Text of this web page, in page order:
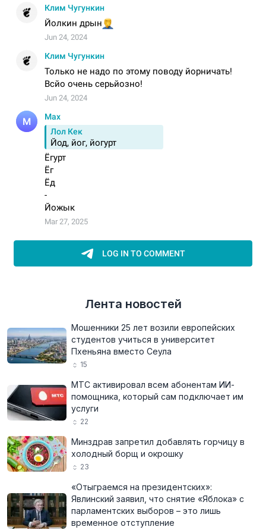
Лента новостей
Мошенники 25 лет возили европейских
студентов учиться в университет
Пхеньяна вместо Сеула
15
МТС активировал всем абонентам ИИ-
помощника, который сам подключает им
услуги
22
Минздрав запретил добавлять горчицу в
холодный борщ и окрошку
23
«Отыграемся на президентских»:
Явлинский заявил, что снятие «Яблока» с
парламентских выборов – это лишь
временное отступление